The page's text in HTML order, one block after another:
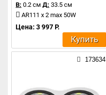
В: 0.2 см Д: 33.5 см
AR111 x 2 max 50W
Цена: 3 997 Р.
Купить
173634